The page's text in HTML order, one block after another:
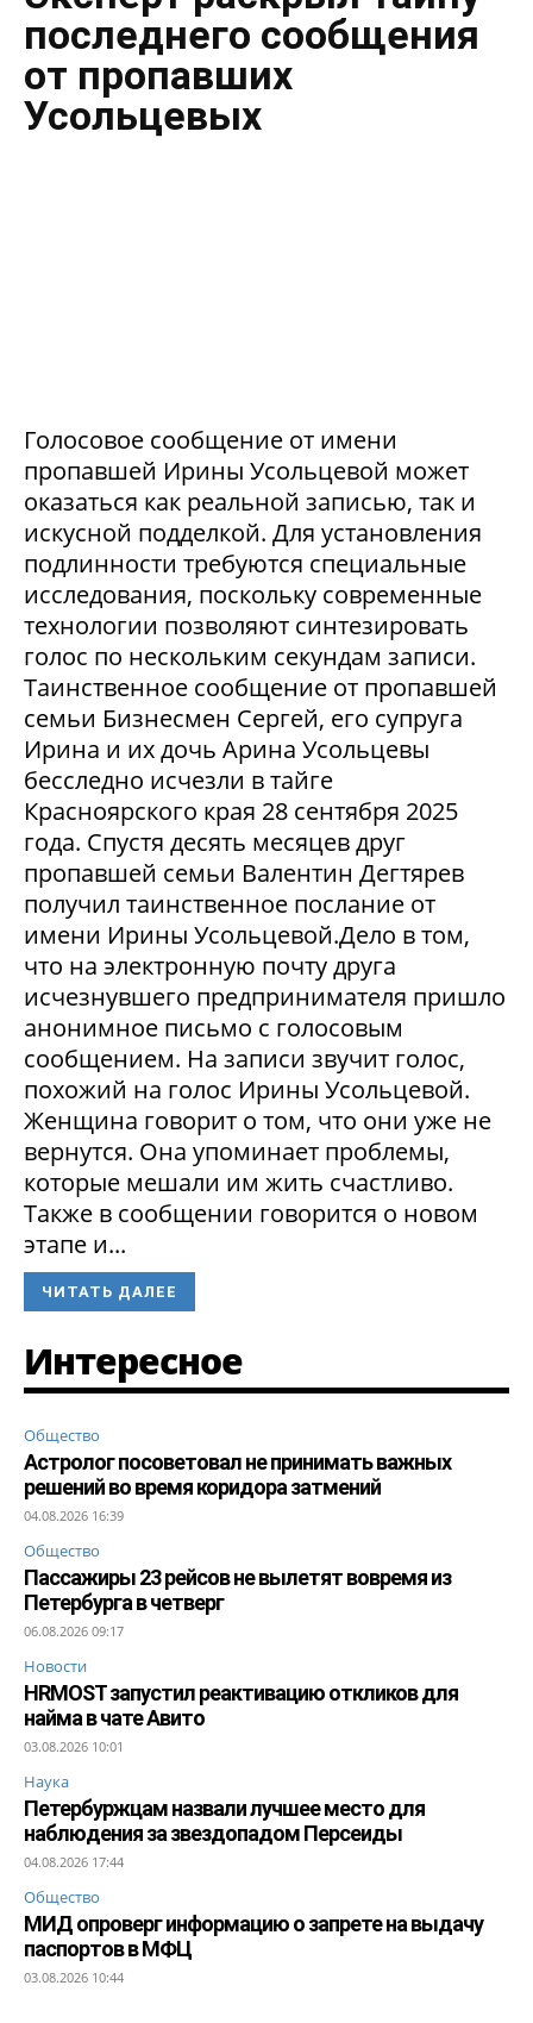
последнего сообщения
от пропавших
Усольцевых
Голосовое сообщение от имени
пропавшей Ирины Усольцевой может
оказаться как реальной записью, так и
искусной подделкой. Для установления
подлинности требуются специальные
исследования, поскольку современные
технологии позволяют синтезировать
голос по нескольким секундам записи.
Таинственное сообщение от пропавшей
семьи Бизнесмен Сергей, его супруга
Ирина и их дочь Арина Усольцевы
бесследно исчезли в тайге
Красноярского края 28 сентября 2025
года. Спустя десять месяцев друг
пропавшей семьи Валентин Дегтярев
получил таинственное послание от
имени Ирины Усольцевой.Дело в том,
что на электронную почту друга
исчезнувшего предпринимателя пришло
анонимное письмо с голосовым
сообщением. На записи звучит голос,
похожий на голос Ирины Усольцевой.
Женщина говорит о том, что они уже не
вернутся. Она упоминает проблемы,
которые мешали им жить счастливо.
Также в сообщении говорится о новом
этапе и...
ЧИТАТЬ ДАЛЕЕ
Интересное
Общество
Астролог посоветовал не принимать важных
решений во время коридора затмений
04.08.2026 16:39
Общество
Пассажиры 23 рейсов не вылетят вовремя из
Петербурга в четверг
06.08.2026 09:17
Новости
HRMOST запустил реактивацию откликов для
найма в чате Авито
03.08.2026 10:01
Наука
Петербуржцам назвали лучшее место для
наблюдения за звездопадом Персеиды
04.08.2026 17:44
Общество
МИД опроверг информацию о запрете на выдачу
паспортов в МФЦ
03.08.2026 10:44